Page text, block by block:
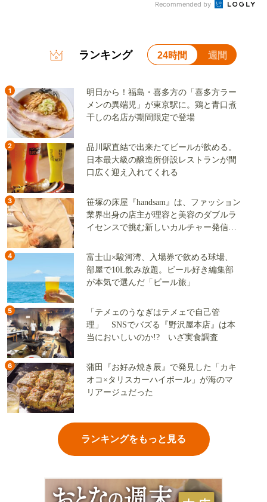
Recommended by
ランキング 24時間 週間
1
明日から！福島・喜多方の「喜多方ラー
メンの異端児」が東京駅に。鶏と青口煮
干しの名店が期間限定で登場
2
品川駅直結で出来たてビールが飲める。
日本最大級の醸造所併設レストランが間
口広く迎え入れてくれる
3
笹塚の床屋『handsam』は、ファッション
業界出身の店主が理容と美容のダブルラ
イセンスで挑む新しいカルチャー発信基
4
富士山×駿河湾、入場券で飲める球場、
部屋で10L飲み放題。ビール好き編集部
が本気で選んだ「ビール旅」
5
「テメェのうなぎはテメェで自己管
理」 SNSでバズる『野沢屋本店』は本
当においしいのか!? いざ実食調査
6
蒲田『お好み焼き辰』で発見した「カキ
オコ×タリスカーハイボール」が海のマ
リアージュだった
ランキングをもっと見る